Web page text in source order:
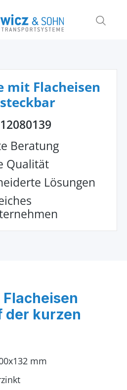
mit Flacheisen
Beratung
Qualität
Lösungen
der kurzen
mm